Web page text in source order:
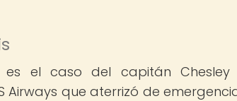
el caso del capitán Chesley
Airways que aterrizó de